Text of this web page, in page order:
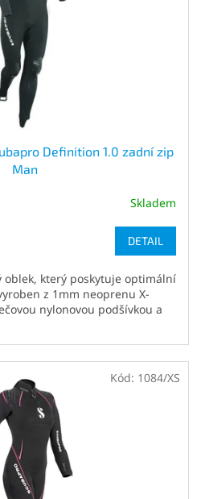
Definition 1.0 zadní zip
Man
Skladem
DETAIL
oblek, který poskytuje optimální
z 1mm neoprenu X-
nylonovou podšívkou a
Kód: 1084/XS